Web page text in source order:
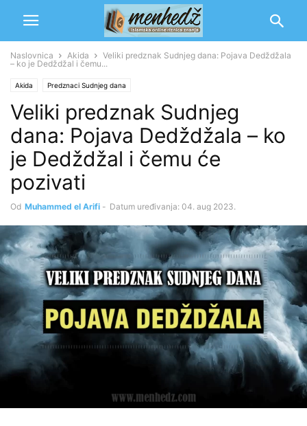
Naslovnica Akida
Veliki predznak Sudnjeg dana: Pojava Dedždžala
– ko je Dedždžal i čemu...
Akida Predznaci Sudnjeg dana
Veliki predznak Sudnjeg
dana: Pojava Dedždžala – ko
je Dedždžal i čemu će
pozivati
Od Muhammed el Arifi - Datum uređivanja: 04. aug 2023.